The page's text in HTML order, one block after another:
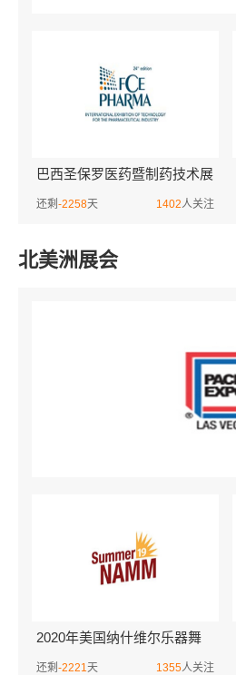
巴西圣保罗医药暨制药技术展
览会FCE Pharma
还剩 -2258天 1402人关注
北美洲展会
2020年美国纳什维尔乐器舞
台灯光展览会SUMMER
还剩 -2221天 1355人关注